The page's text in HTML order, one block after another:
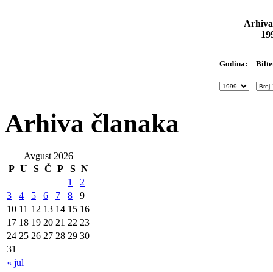
Godina:
Arhiva članaka
Avgust 2026
P U S Č P S N
« jul
1
2
3
4 5 6 7 8
9
10 11 12 13 14 15 16
17 18 19 20 21 22 23
24 25 26 27 28 29 30
31